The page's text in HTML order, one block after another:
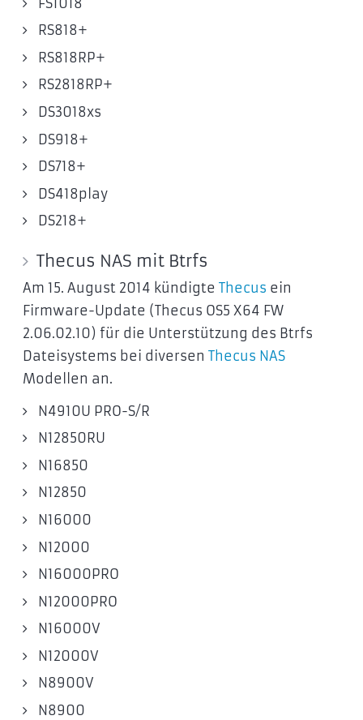
RS818+
RS818RP+
RS2818RP+
DS3018xs
DS918+
DS718+
DS418play
DS218+
Thecus NAS mit Btrfs
Am 15. August 2014 kündigte Thecus ein
Firmware-Update (Thecus OS5 X64 FW
2.06.02.10) für die Unterstützung des Btrfs
Dateisystems bei diversen Thecus NAS
Modellen an.
N4910U PRO-S/R
N12850RU
N16850
N12850
N16000
N12000
N16000PRO
N12000PRO
N16000V
N12000V
N8900V
N8900